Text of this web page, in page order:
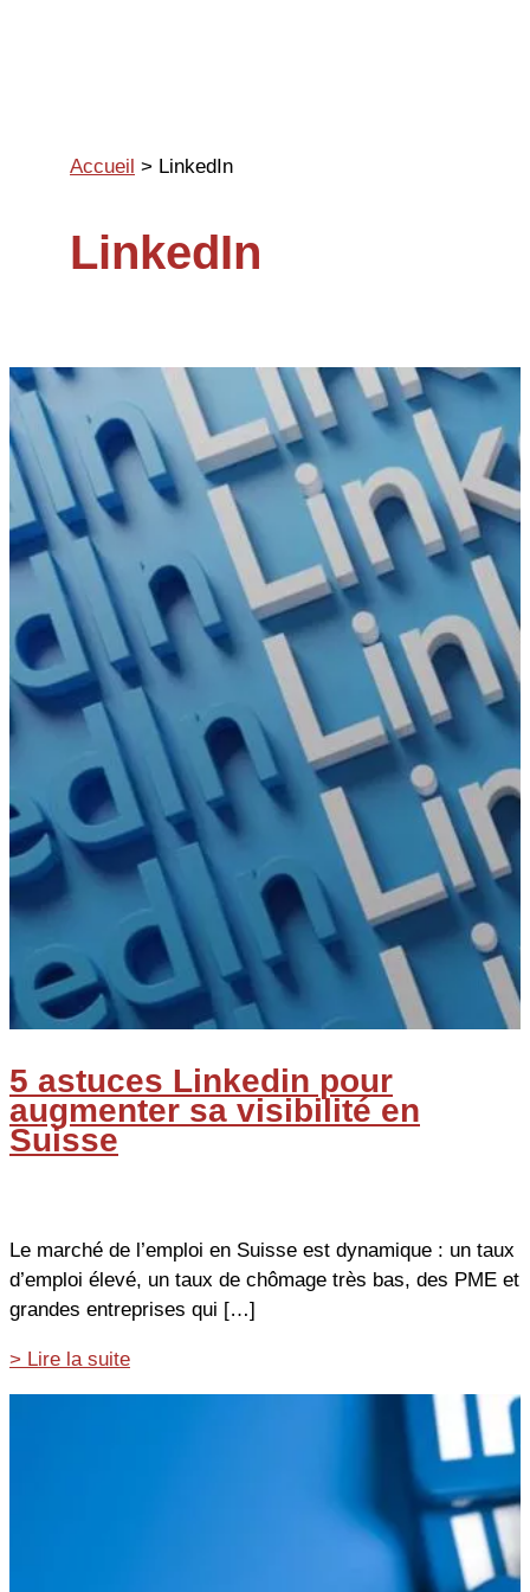
contenu
Accueil > LinkedIn
LinkedIn
5 astuces Linkedin pour
augmenter sa visibilité en
Suisse
Le marché de l’emploi en Suisse est dynamique : un taux
d’emploi élevé, un taux de chômage très bas, des PME et
grandes entreprises qui […]
5
> Lire la suite